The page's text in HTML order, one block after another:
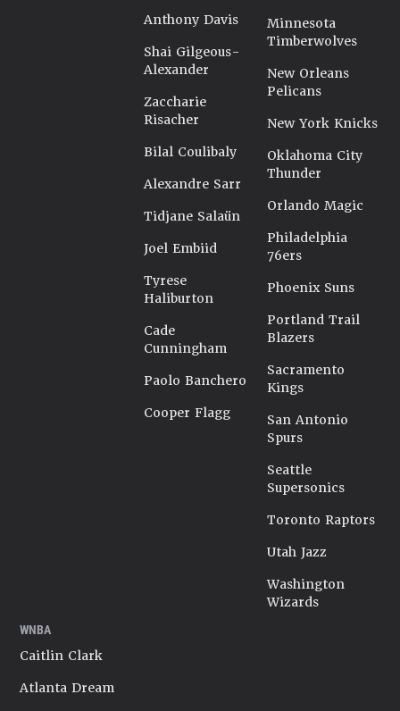
Anthony Davis
Shai Gilgeous-
Alexander
Zaccharie
Risacher
Bilal Coulibaly
Alexandre Sarr
Tidjane Salaün
Joel Embiid
Tyrese
Haliburton
Cade
Cunningham
Paolo Banchero
Cooper Flagg
Minnesota
Timberwolves
New Orleans
Pelicans
New York Knicks
Oklahoma City
Thunder
Orlando Magic
Philadelphia
76ers
Phoenix Suns
Portland Trail
Blazers
Sacramento
Kings
San Antonio
Spurs
Seattle
Supersonics
Toronto Raptors
Utah Jazz
Washington
Wizards
WNBA
Caitlin Clark
Atlanta Dream